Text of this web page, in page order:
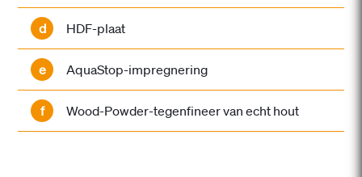
d HDF-plaat
e AquaStop-impregnering
f Wood-Powder-tegenfineer van echt hout